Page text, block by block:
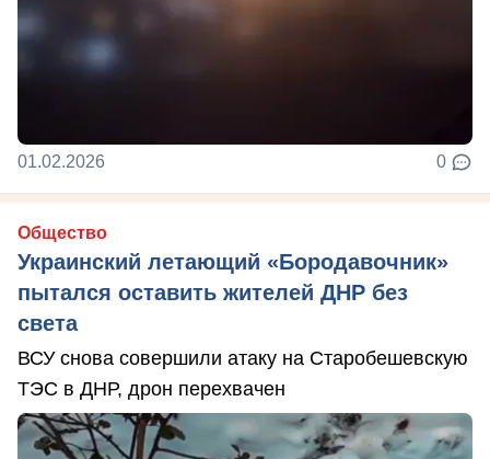
01.02.2026 0
Общество
Украинский летающий «Бородавочник»
пытался оставить жителей ДНР без
света
ВСУ снова совершили атаку на Старобешевскую
ТЭС в ДНР, дрон перехвачен